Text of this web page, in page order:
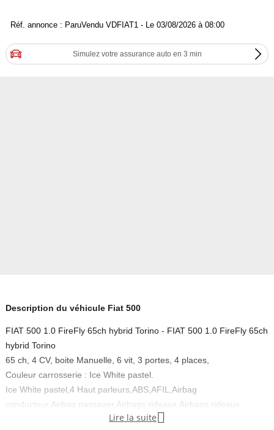
Réf. annonce : ParuVendu VDFIAT1 - Le 03/08/2026 à 08:00
Simulez votre assurance auto en 3 min
Description du véhicule Fiat 500
FIAT 500 1.0 FireFly 65ch hybrid Torino - FIAT 500 1.0 FireFly 65ch
hybrid Torino
65 ch, 4 CV, boite Manuelle, 6 vit, 3 portes, 4 places,
Couleur carrosserie : Ice White pastel.
Ice White pastel,4 Haut parleurs,ABS,AFIL,Airbag
conducteur,Airbag passager,Airbags rideaux,Airbags rideaux
AR,Antidémarrage électronique,Antipatinage,Appel d'Assistance
Lire la suite 